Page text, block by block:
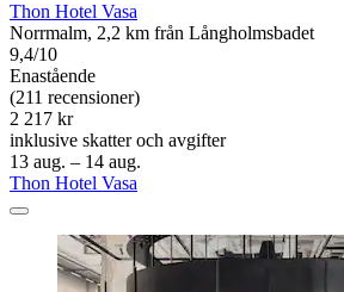
Thon Hotel Vasa
Norrmalm, 2,2 km från Långholmsbadet
9,4/10
Enastående
(211 recensioner)
2 217 kr
inklusive skatter och avgifter
13 aug. – 14 aug.
Thon Hotel Vasa